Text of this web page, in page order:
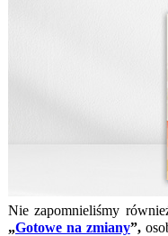
Nie zapomnieliśmy
„Gotowe na zmiany”,